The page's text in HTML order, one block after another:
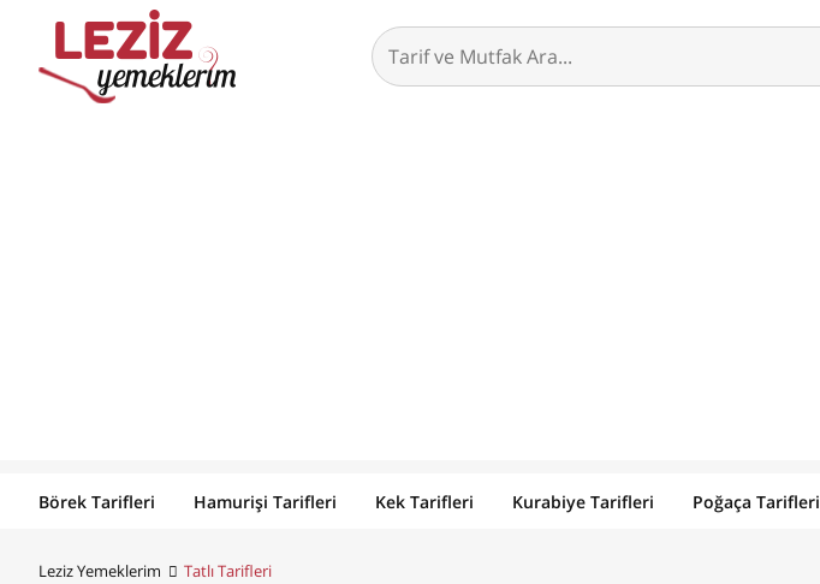
Börek Tarifleri Hamurişi Tarifleri Kek Tarifleri Kurabiye Tarifleri Poğaça Tarifleri
Leziz Yemeklerim Tatlı Tarifleri